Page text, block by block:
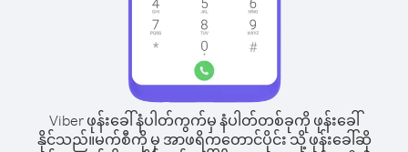
Viber ဖုန်းခေါ်နံပါတ်ကွက်မှ နံပါတ်တစ်ခုကို ဖုန်းခေါ်
နိုင်သည်။မက်စီကို မှ အာဖရိကတောင်ပိုင်း သို့ ဖုန်းခေါ်ဆို